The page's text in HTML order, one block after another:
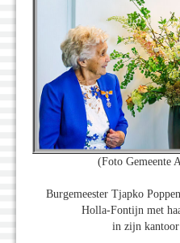
(Foto Gemeente
Burgemeester Tjapko
Holla-Fontijn met
in zijn